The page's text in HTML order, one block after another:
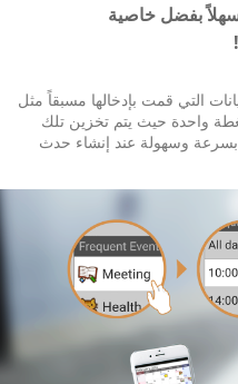
سهلاً بفضل خاصية
!
التي قمت بإدخالها مسبقاً مثل
واحدة حيث يتم تخزين تلك
وسهولة عند إنشاء حدث